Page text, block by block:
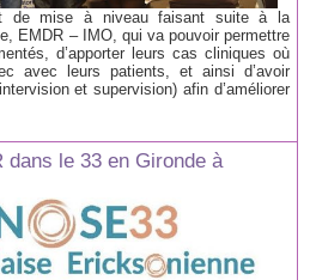
de mise à niveau faisant suite à la
EMDR – IMO, qui va pouvoir permettre
d’apporter leurs cas cliniques où
avec leurs patients, et ainsi d’avoir
et supervision) afin d’améliorer
dans le 33 en Gironde à